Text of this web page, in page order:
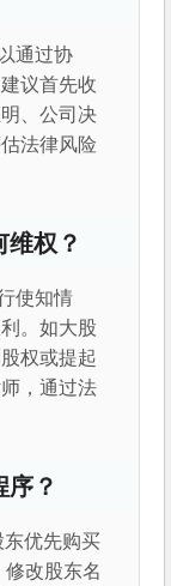
通过协
议首先收
、公司决
法律风险
权？
使知情
。如大股
权或提起
，通过法
序？
东优先购买
改股东名